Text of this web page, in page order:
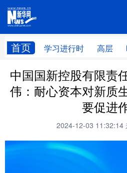
首页 学习进行时 高层
网站地
学习进行时 高层
国际 财经
书画
中国国新控股有限责
伟：耐心资本对新质
要促进
2024-12-03 11:32:14